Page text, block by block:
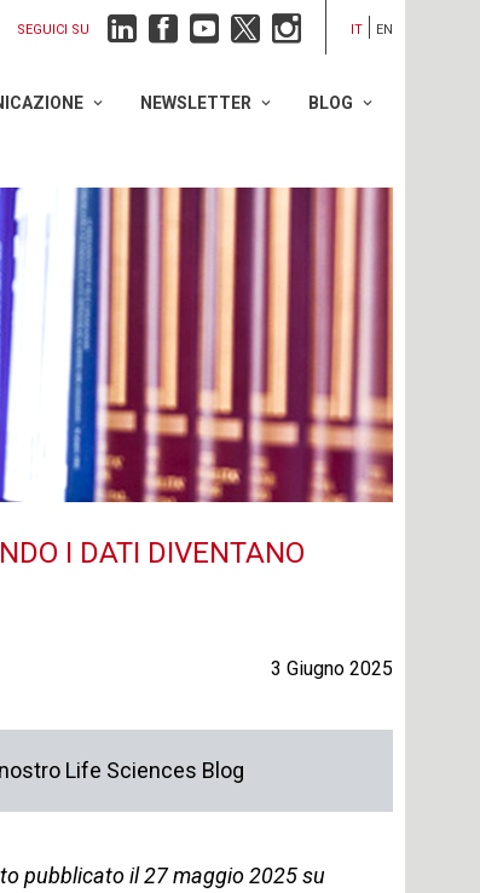
SEGUICI SU IT EN
NEWSLETTER BLOG
I DATI DIVENTANO
3 Giugno 2025
Life Sciences Blog
pubblicato il 27 maggio 2025 su